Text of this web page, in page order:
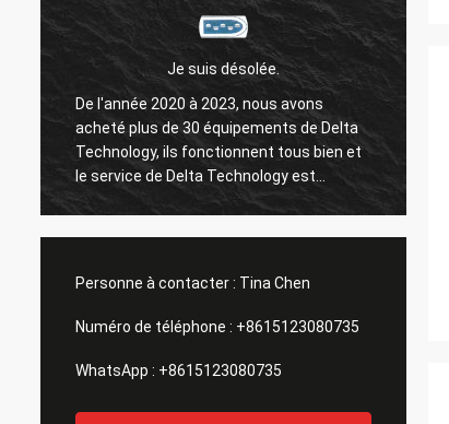
Je suis désolée.
De l'année 2020 à 2023, nous avons
acheté plus de 30 équipements de Delta
Technology, ils fonctionnent tous bien et
le service de Delta Technology est
également bon.
Personne à contacter : Tina Chen
Numéro de téléphone : +8615123080735
WhatsApp : +8615123080735